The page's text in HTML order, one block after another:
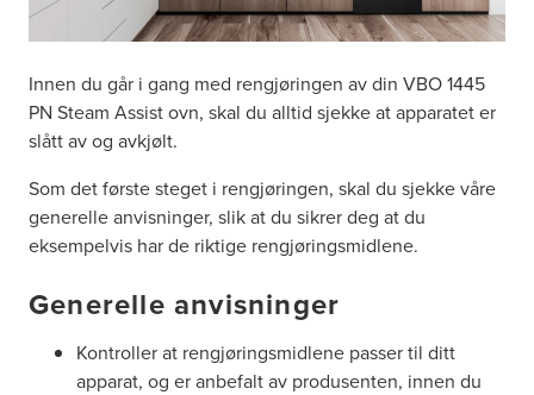
Innen du går i gang med rengjøringen av din VBO 1445
PN Steam Assist ovn, skal du alltid sjekke at apparatet er
slått av og avkjølt.
Som det første steget i rengjøringen, skal du sjekke våre
generelle anvisninger, slik at du sikrer deg at du
eksempelvis har de riktige rengjøringsmidlene.
Generelle anvisninger
Kontroller at rengjøringsmidlene passer til ditt
apparat, og er anbefalt av produsenten, innen du